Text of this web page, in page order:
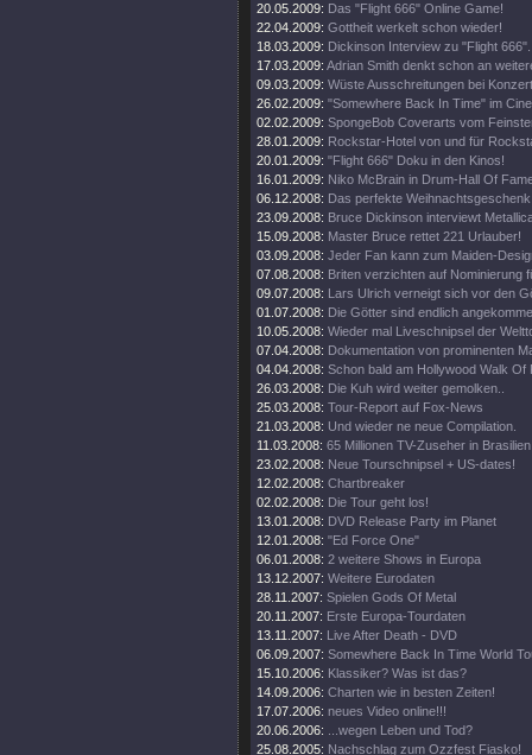
20.05.2009: Das "Flight 666" Online Game!
22.04.2009: Gottheit werkelt schon wieder!
18.03.2009: Dickinson Interview zu "Flight 666".
17.03.2009: Adrian Smith denkt schon an
09.03.2009: Wüste Ausschreitungen bei
26.02.2009: "Somewhere Back In Time" im
02.02.2009: SpongeBob Coverarts vom
28.01.2009: Rockstar-Hotel von und für
20.01.2009: "Flight 666" Doku in den Kinos!
16.01.2009: Niko McBrain in Drum-Hall Of
06.12.2008: Das perfekte
23.09.2008: Bruce Dickinson interviewt
15.09.2008: Master Bruce rettet 221 Urlauber!
03.09.2008: Jeder Fan kann zum Maiden-
07.08.2008: Briten verzichten auf Nominierung
09.07.2008: Lars Ulrich verneigt sich vor den
01.07.2008: Die Götter sind endlich
10.05.2008: Wieder mal Liveschnipsel der
07.04.2008: Dokumentation von prominenten
04.04.2008: Schon bald am Hollywood Walk Of
26.03.2008: Die Kuh wird weiter gemolken..
25.03.2008: Tour-Report auf Fox-News
21.03.2008: Und wieder ne neue Compilation.
11.03.2008: 65 Millionen TV-Zuseher in
23.02.2008: Neue Tourschnipsel + US-dates!
12.02.2008: Chartbreaker
02.02.2008: Die Tour geht los!
13.01.2008: DVD Release Party im Planet
12.01.2008: "Ed Force One"
06.01.2008: 2 weitere Shows in Europa
13.12.2007: Weitere Eurodaten
28.11.2007: Spielen Gods Of Metal
20.11.2007: Erste Europa-Tourdaten
13.11.2007: Live After Death - DVD
06.09.2007: Somewhere Back In Time World
15.10.2006: Klassiker? Was ist das?
14.09.2006: Charten wie in besten Zeiten!
17.07.2006: neues Video online!!!
20.06.2006:
...wegen Leben und Tod?
25.08.2005: Nachschlag zum Ozzfest Fiasko!